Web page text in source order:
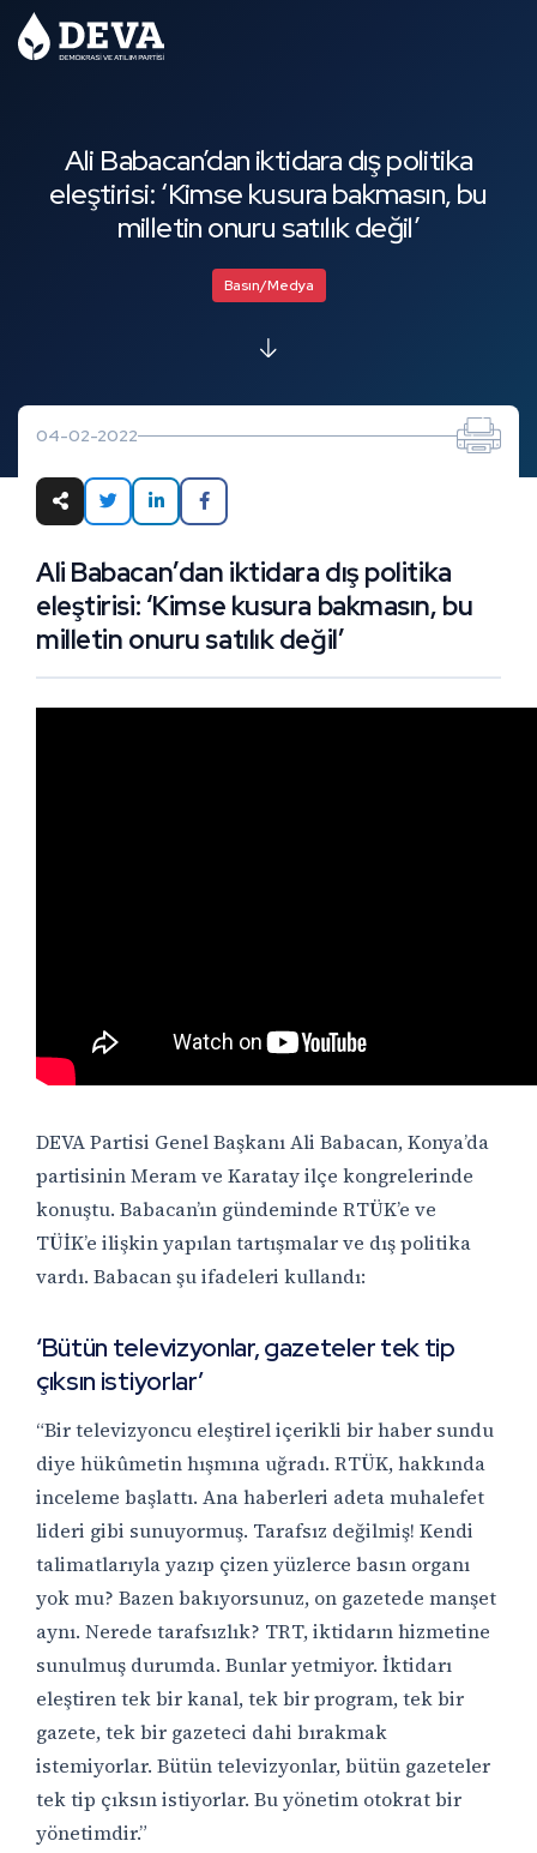
Ali Babacan’dan iktidara dış politika
eleştirisi: ‘Kimse kusura bakmasın, bu
milletin onuru satılık değil’
Basın/Medya
04-02-2022
Ali Babacan’dan iktidara dış politika
eleştirisi: ‘Kimse kusura bakmasın, bu
milletin onuru satılık değil’
DEVA Partisi Genel Başkanı Ali Babacan, Konya’da
partisinin Meram ve Karatay ilçe kongrelerinde
konuştu. Babacan’ın gündeminde RTÜK’e ve
TÜİK’e ilişkin yapılan tartışmalar ve dış politika
vardı. Babacan şu ifadeleri kullandı:
‘Bütün televizyonlar, gazeteler tek tip
çıksın istiyorlar’
“Bir televizyoncu eleştirel içerikli bir haber sundu
diye hükûmetin hışmına uğradı. RTÜK, hakkında
inceleme başlattı. Ana haberleri adeta muhalefet
lideri gibi sunuyormuş. Tarafsız değilmiş! Kendi
talimatlarıyla yazıp çizen yüzlerce basın organı
yok mu? Bazen bakıyorsunuz, on gazetede manşet
aynı. Nerede tarafsızlık? TRT, iktidarın hizmetine
sunulmuş durumda. Bunlar yetmiyor. İktidarı
eleştiren tek bir kanal, tek bir program, tek bir
gazete, tek bir gazeteci dahi bırakmak
istemiyorlar. Bütün televizyonlar, bütün gazeteler
tek tip çıksın istiyorlar. Bu yönetim otokrat bir
yönetimdir.”